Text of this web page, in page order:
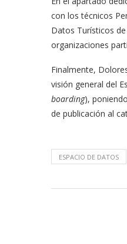
con los técnicos
Datos Turísticos
organizaciones
Finalmente,
visión general del
boarding),
de publicación al
ESPACIO DE DATOS